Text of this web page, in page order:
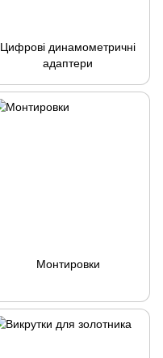
Цифрові динамометричні
адаптери
Монтировки